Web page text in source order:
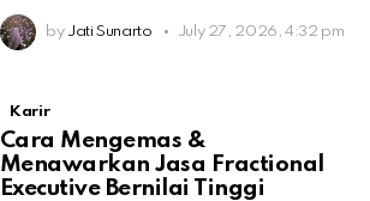
by Jati Sunarto July 27, 2026, 4:32 pm
Karir
Cara Mengemas &
Menawarkan Jasa Fractional
Executive Bernilai Tinggi